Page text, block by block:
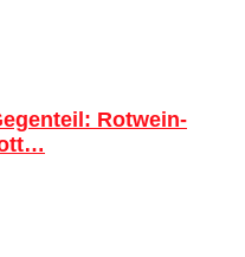
Rotwein-